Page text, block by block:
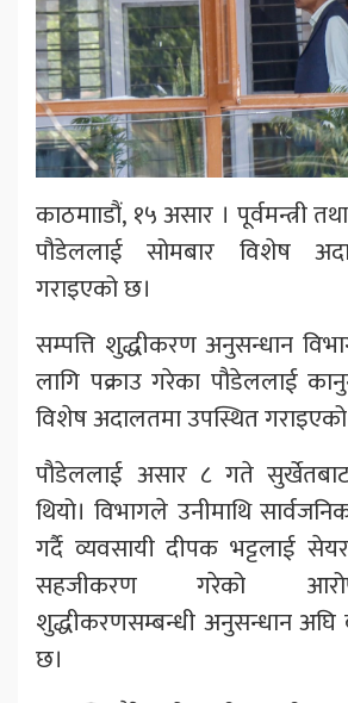
काठमााडौं, १५ असार । पूर्वमन्त्री
पौडेललाई सोमबार विशेष
गराइएको छ।
सम्पत्ति शुद्धीकरण अनुसन्धान
लागि पक्राउ गरेका पौडेललाई
विशेष अदालतमा उपस्थित गराइएको
पौडेललाई असार ८ गते
थियो। विभागले उनीमाथि
गर्दै व्यवसायी दीपक भट्टलाई सेयर
सहजीकरण गरेको
शुद्धीकरणसम्बन्धी अनुसन्धान अघि
छ।